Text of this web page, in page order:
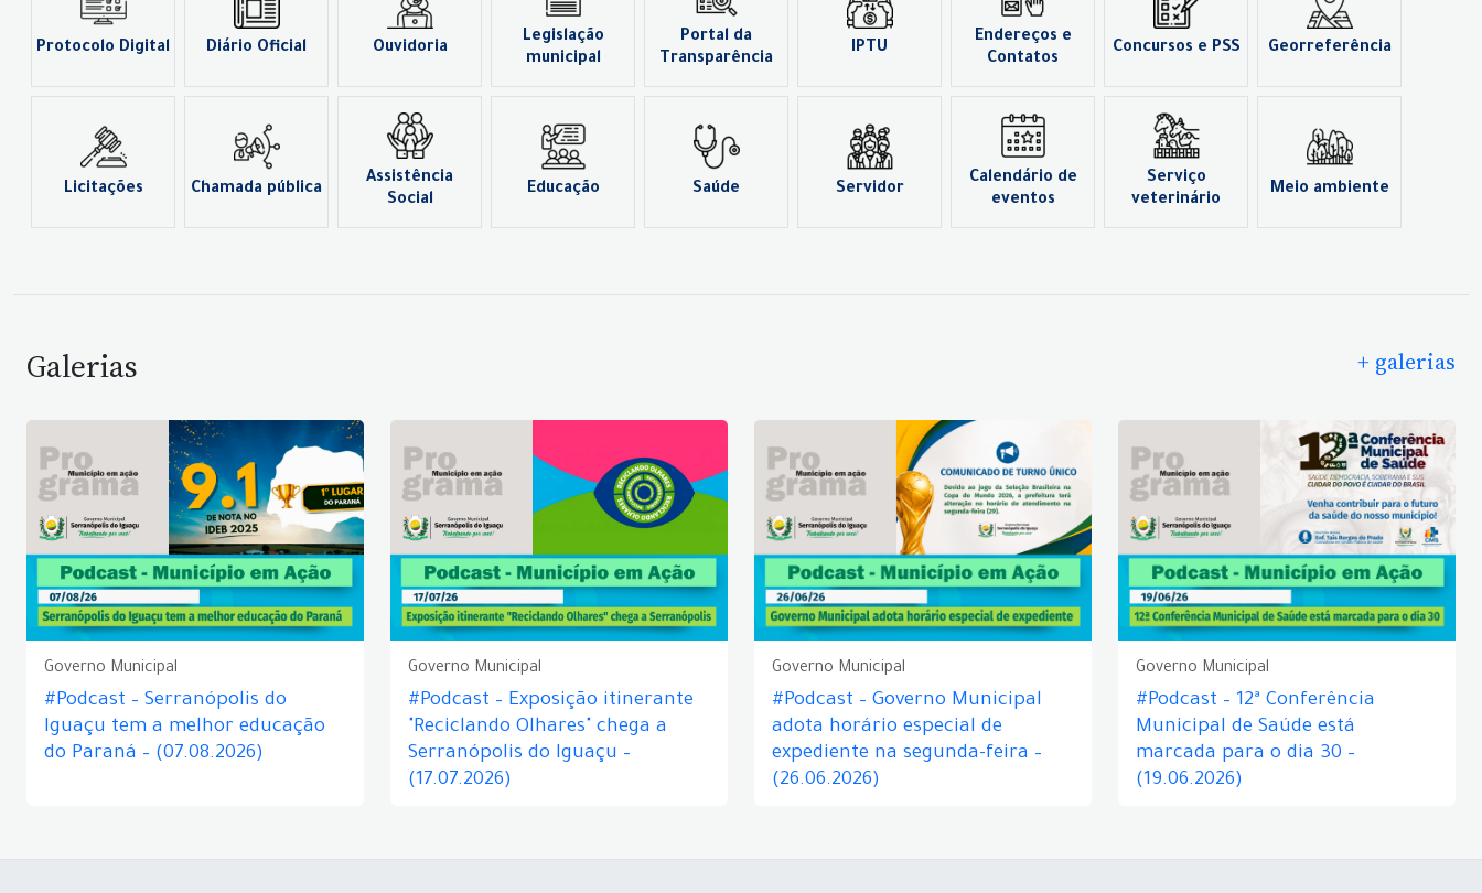
Protocolo Digital Diário Oficial Ouvidoria
Legislação
municipal
Portal da
Transparência
IPTU
Endereços e
Contatos
Concursos e PSS Georreferência
Licitações Chamada pública
Assistência
Social
Educação Saúde Servidor
Calendário de
eventos
Serviço
veterinário
Meio ambiente
Galerias + galerias
Governo Municipal
#Podcast – Serranópolis do
Iguaçu tem a melhor educação
do Paraná – (07.08.2026)
Governo Municipal
#Podcast – Exposição itinerante
"Reciclando Olhares" chega a
Serranópolis do Iguaçu –
(17.07.2026)
Governo Municipal
#Podcast – Governo Municipal
adota horário especial de
expediente na segunda-feira –
(26.06.2026)
Governo Municipal
#Podcast – 12ª Conferência
Municipal de Saúde está
marcada para o dia 30 –
(19.06.2026)